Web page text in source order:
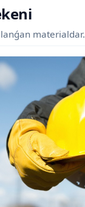
materialdar.